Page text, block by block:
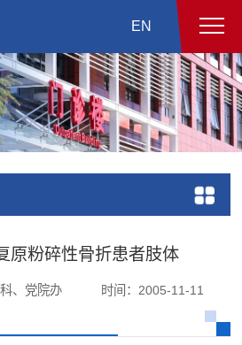
EN
原粉碎性骨折患者肢体
、党院办
时间：2005-11-11